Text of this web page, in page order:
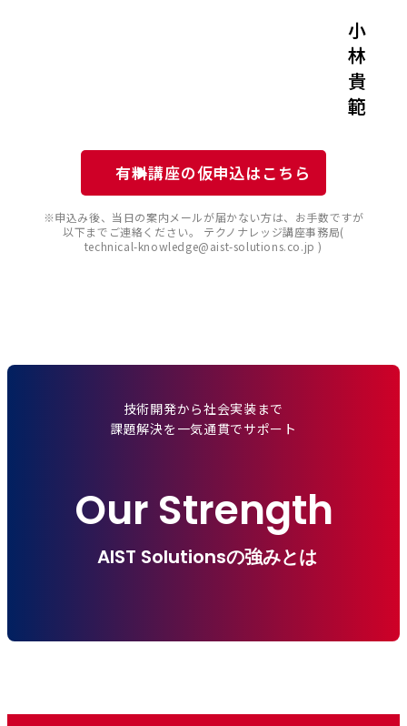
小
林
貴
範
有料講座の仮申込はこちら
※申込み後、当日の案内メールが届かない方は、お手数ですが
以下までご連絡ください。 テクノナレッジ講座事務局(
technical-knowledge@aist-solutions.co.jp )
技術開発から社会実装まで
課題解決を一気通貫でサポート
Our Strength
AIST Solutionsの強みとは